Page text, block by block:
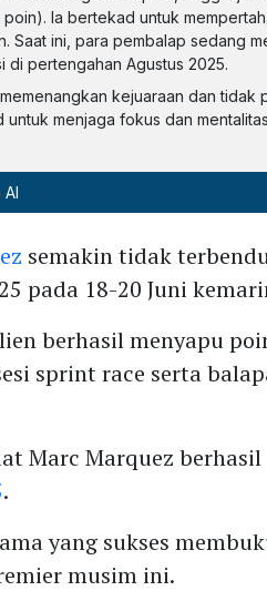
Ia bertekad untuk
Saat ini, para pembalap sedang
di pertengahan Agustus 2025.
kejuaraan dan tidak
menjaga fokus dan
semakin tidak
pada 18-20 Juni
berhasil menyapu
sprint race serta
Marc Marquez berhasil
.
yang sukses
musim ini.